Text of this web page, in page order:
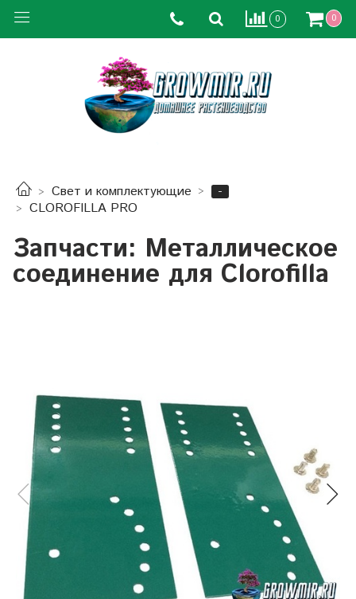
0 0
Свет и комплектующие
-
CLOROFILLA PRO
Запчасти: Металлическое
соединение для Clorofilla